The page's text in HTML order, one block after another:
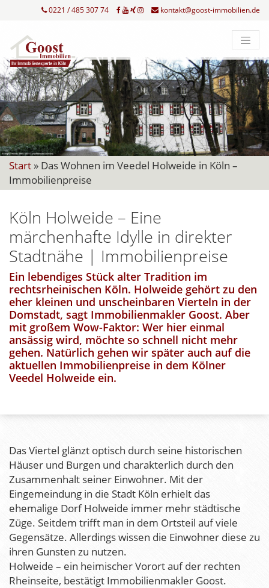
0221 / 485 307 74 kontakt@goost-immobilien.de
Start » Das Wohnen im Veedel Holweide in Köln –
Immobilienpreise
Köln Holweide – Eine
märchenhafte Idylle in direkter
Stadtnähe | Immobilienpreise
Ein lebendiges Stück alter Tradition im
rechtsrheinischen Köln. Holweide gehört zu den
eher kleinen und unscheinbaren Vierteln in der
Domstadt, sagt Immobilienmakler Goost. Aber
mit großem Wow-Faktor: Wer hier einmal
ansässig wird, möchte so schnell nicht mehr
gehen. Natürlich gehen wir später auch auf die
aktuellen Immobilienpreise in dem Kölner
Veedel Holweide ein.
Das Viertel glänzt optisch durch seine historischen
Häuser und Burgen und charakterlich durch den
Zusammenhalt seiner Einwohner. Mit der
Eingemeindung in die Stadt Köln erhielt das
ehemalige Dorf Holweide immer mehr städtische
Züge. Seitdem trifft man in dem Ortsteil auf viele
Gegensätze. Allerdings wissen die Einwohner diese zu
ihren Gunsten zu nutzen.
Holweide – ein heimischer Vorort auf der rechten
Rheinseite, bestätigt Immobilienmakler Goost.